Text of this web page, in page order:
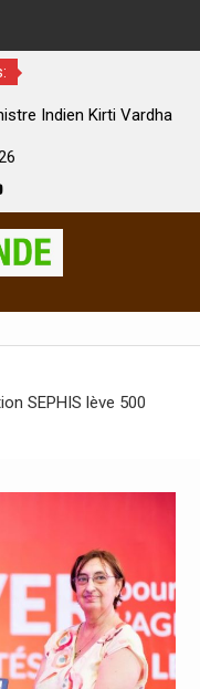
Vardhan Singh à
SEPHIS lève 500